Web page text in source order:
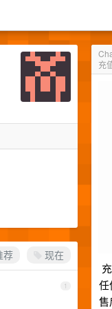
充
任
售
荐 现在
1